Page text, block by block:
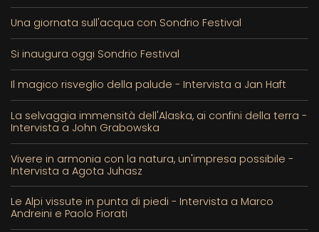
Una giornata sull'acqua con Sondrio Festival
Si inaugura oggi Sondrio Festival
Il magico risveglio della palude - Intervista a Jan Haft
La selvaggia immensità dell'Alaska, ai confini della terra -
Intervista a John Grabowska
Vivere in armonia con la natura, un'impresa possibile -
Intervista a Agota Juhasz
Le Alpi vissute in punta di piedi - Intervista a Marco
Andreini e Paolo Fiorati